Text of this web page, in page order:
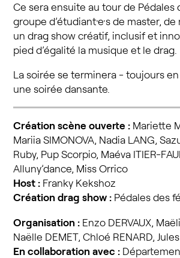
Ce sera ensuite au tour de Pédales
groupe d’étudiant·e·s de master,
un drag show créatif, inclusif et
pied d’égalité la musique et le drag.
La soirée se terminera - toujours
une soirée dansante.
Création scène ouverte :Mariette
Mariia SIMONOVA, Nadia LANG,
Ruby, Pup Scorpio, Maéva ITIER-
Alluny’dance, Miss Orrico
Host : Franky Kekshoz
Création drag show :Pédales des
Organisation :Enzo DERVAUX,
Naëlle DEMET, Chloé RENARD,
En collaboration avec :